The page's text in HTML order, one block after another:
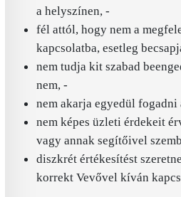
a helyszínen, -
fél attól, hogy nem a
kapcsolatba, esetleg
nem tudja kit szabad
nem, -
nem akarja egyedül
nem képes üzleti érdekeit
vagy annak segítőivel
diszkrét értékesítést
korrekt Vevővel kíván